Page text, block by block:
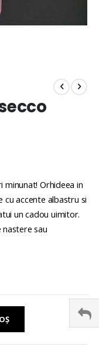
minunat! Orhideea in
cu accente albastru si
un cadou uimitor.
sau